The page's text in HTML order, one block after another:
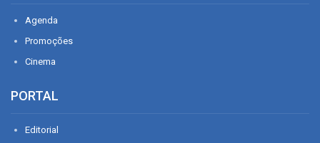
Agenda
Promoções
Cinema
PORTAL
Editorial